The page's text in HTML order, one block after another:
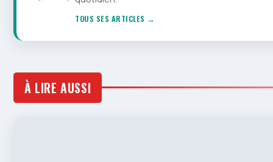
TOUS SES ARTICLES →
À LIRE AUSSI